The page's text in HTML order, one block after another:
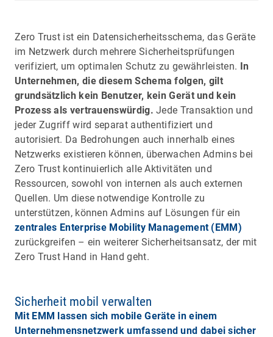
Zero Trust ist ein Datensicherheitsschema, das Geräte
im Netzwerk durch mehrere Sicherheitsprüfungen
verifiziert, um optimalen Schutz zu gewährleisten. In
Unternehmen, die diesem Schema folgen, gilt
grundsätzlich kein Benutzer, kein Gerät und kein
Prozess als vertrauenswürdig. Jede Transaktion und
jeder Zugriff wird separat authentifiziert und
autorisiert. Da Bedrohungen auch innerhalb eines
Netzwerks existieren können, überwachen Admins bei
Zero Trust kontinuierlich alle Aktivitäten und
Ressourcen, sowohl von internen als auch externen
Quellen. Um diese notwendige Kontrolle zu
unterstützen, können Admins auf Lösungen für ein
zentrales Enterprise Mobility Management (EMM)
zurückgreifen – ein weiterer Sicherheitsansatz, der mit
Zero Trust Hand in Hand geht.
Sicherheit mobil verwalten
Mit EMM lassen sich mobile Geräte in einem
Unternehmensnetzwerk umfassend und dabei sicher